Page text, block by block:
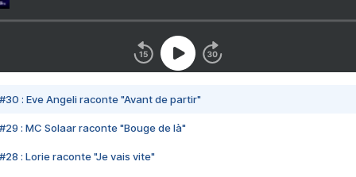
#30 : Eve Angeli raconte "Avant de partir"
#29 : MC Solaar raconte "Bouge de là"
#28 : Lorie raconte "Je vais vite"